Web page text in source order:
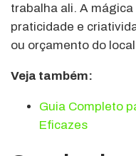
trabalha ali. A
praticidade e
ou orçamento do
Veja também:
Guia Completo
Eficazes